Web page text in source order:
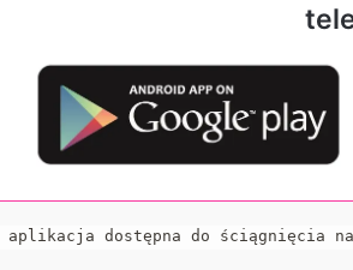
aplikacja dostępna do ściągnięcia